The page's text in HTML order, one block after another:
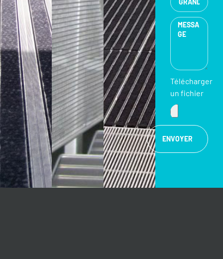
Télécharger
un fichier
ENVOYER